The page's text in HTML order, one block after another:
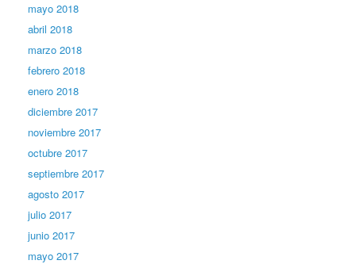
mayo 2018
abril 2018
marzo 2018
febrero 2018
enero 2018
diciembre 2017
noviembre 2017
octubre 2017
septiembre 2017
agosto 2017
julio 2017
junio 2017
mayo 2017